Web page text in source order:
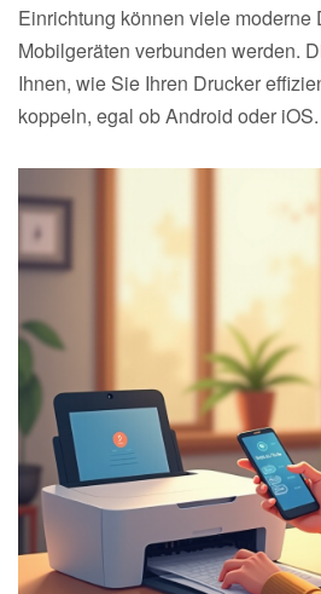
Einrichtung können viele moderne
Mobilgeräten verbunden werden.
Ihnen, wie Sie Ihren Drucker
koppeln, egal ob Android oder iOS.